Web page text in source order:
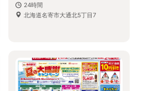
24時間
北海道名寄市大通北5丁目7